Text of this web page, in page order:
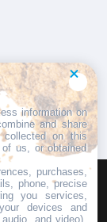
STAMPA
information on
and share
collected on this
us, or obtained
purchases,
phone, precise
you services,
devices and
and video),